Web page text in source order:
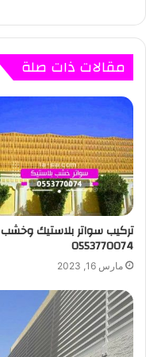
مقالات ذات صلة
تركيب سواتر بلاستيك وخشب
0553770074
مارس 16, 2023